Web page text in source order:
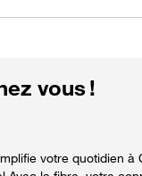
vous !
votre quotidien à